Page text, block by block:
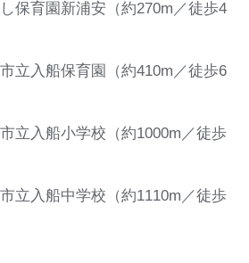
保育園新浦安（約270m／徒歩4
立入船保育園（約410m／徒歩6
立入船小学校（約1000m／徒歩
立入船中学校（約1110m／徒歩